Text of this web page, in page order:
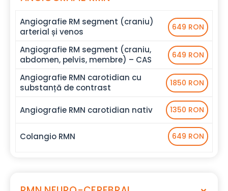
Angiografie RM segment (craniu)
arterial și venos
649 RON
Angiografie RM segment (craniu,
abdomen, pelvis, membre) – CAS
649 RON
Angiografie RMN carotidian cu
substanță de contrast
1850 RON
Angiografie RMN carotidian nativ 1350 RON
Colangio RMN 649 RON